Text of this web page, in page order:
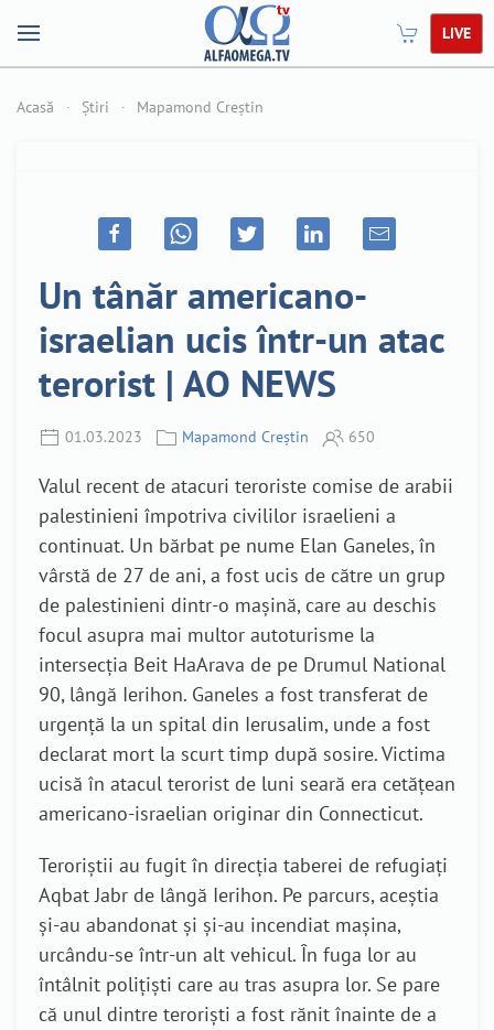
LIVE
Acasă Știri Mapamond Creștin
Un tânăr americano-
israelian ucis într-un atac
terorist | AO NEWS
01.03.2023 Mapamond Creștin 650
Valul recent de atacuri teroriste comise de arabii
palestinieni împotriva civililor israelieni a
continuat. Un bărbat pe nume Elan Ganeles, în
vârstă de 27 de ani, a fost ucis de către un grup
de palestinieni dintr-o mașină, care au deschis
focul asupra mai multor autoturisme la
intersecția Beit HaArava de pe Drumul National
90, lângă Ierihon. Ganeles a fost transferat de
urgență la un spital din Ierusalim, unde a fost
declarat mort la scurt timp după sosire.Victima
ucisă în atacul terorist de luni seară era cetățean
americano-israelian originar din Connecticut.
Teroriștii au fugit în direcția taberei de refugiați
Aqbat Jabr de lângă Ierihon. Pe parcurs, aceștia
și-au abandonat și și-au incendiat mașina,
urcându-se într-un alt vehicul. În fuga lor au
întâlnit polițiști care au tras asupra lor. Se pare
că unul dintre teroriști a fost rănit înainte de a